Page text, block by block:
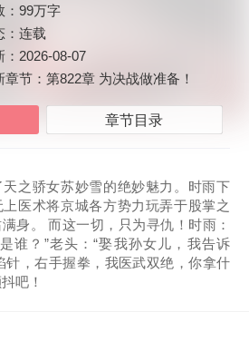
：99万字
：连载
2026-08-07
章节：第822章 为决战做准备！
章节目录
之骄女苏妙雪的绝妙魅力。时雨下
医术将京城各方势力玩弄于股掌之
身。 而这一切，只为寻仇！时雨：
谁？”老头：“娶我孙女儿，我告诉
，右手握拳，我医武双绝，你拿什
吧！